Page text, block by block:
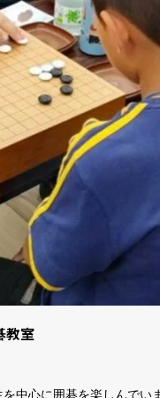
教室
中心に囲碁を楽しんでい